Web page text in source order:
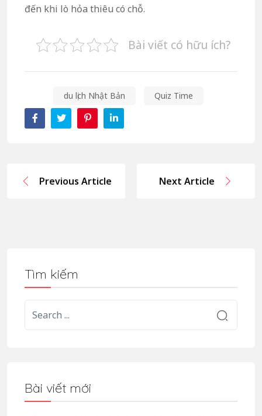
đến khi lò hỏa thiêu có chỗ.
Bài viết có hữu ích?
du lịch Nhật Bản Quiz Time
Previous Article Next Article
Tìm kiếm
Bài viết mới